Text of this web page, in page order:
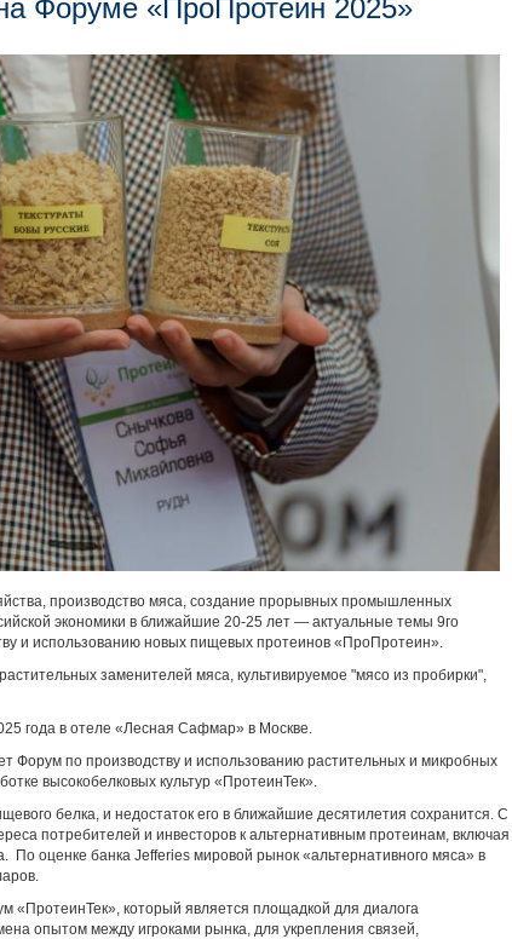
Форуме «ПроПротеин 2025»
производство мяса, создание прорывных промышленных
экономики в ближайшие 20-25 лет — актуальные темы 9го
и использованию новых пищевых протеинов «ПроПротеин».
заменителей мяса, культивируемое "мясо из пробирки",
года в отеле «Лесная Сафмар» в Москве.
Форум по производству и использованию растительных и микробных
высокобелковых культур «ПротеинТек».
белка, и недостаток его в ближайшие десятилетия сохранится. С
потребителей и инвесторов к альтернативным протеинам, включая
По оценке банка Jefferies мировой рынок «альтернативного мяса» в
«ПротеинТек», который является площадкой для диалога
опытом между игроками рынка, для укрепления связей,